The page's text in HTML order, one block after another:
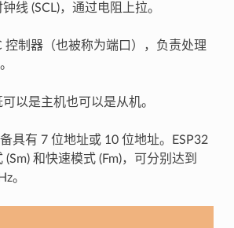
线 (SCL)，通过电阻上拉。
控制器（也被称为端口），负责处理
以是主机也可以是从机。
具有 7 位地址或 10 位地址。ESP32
和快速模式 (Fm)，可分别达到
。